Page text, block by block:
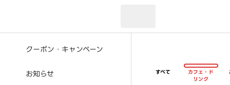
クーポン・キャンペーン
お知らせ すべて
カフェ・ド
リンク